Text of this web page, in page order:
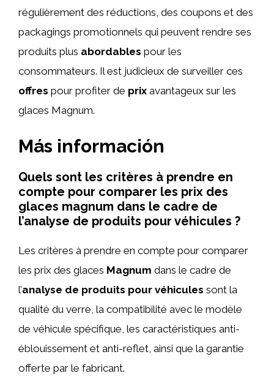
régulièrement des réductions, des coupons et des
packagings promotionnels qui peuvent rendre ses
produits plus abordables pour les
consommateurs. Il est judicieux de surveiller ces
offres pour profiter de prix avantageux sur les
glaces Magnum.
Más información
Quels sont les critères à prendre en
compte pour comparer les prix des
glaces magnum dans le cadre de
l’analyse de produits pour véhicules ?
Les critères à prendre en compte pour comparer
les prix des glaces Magnum dans le cadre de
l’analyse de produits pour véhicules sont la
qualité du verre, la compatibilité avec le modèle
de véhicule spécifique, les caractéristiques anti-
éblouissement et anti-reflet, ainsi que la garantie
offerte par le fabricant.